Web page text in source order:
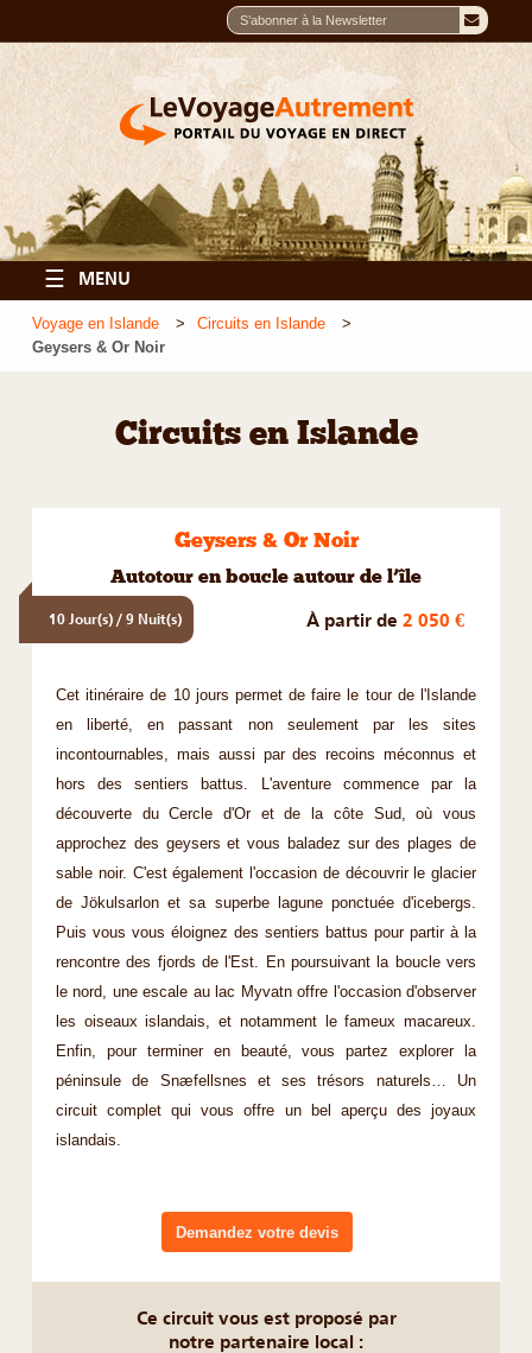
☰ MENU
Voyage en Islande
Circuits en Islande
Geysers & Or Noir
Circuits en Islande
Geysers & Or Noir
Autotour en boucle autour de l’île
10 Jour(s) / 9 Nuit(s) À partir de 2 050 €
Cet itinéraire de 10 jours permet de faire le tour de l'Islande
en liberté, en passant non seulement par les sites
incontournables, mais aussi par des recoins méconnus et
hors des sentiers battus. L'aventure commence par la
découverte du Cercle d'Or et de la côte Sud, où vous
approchez des geysers et vous baladez sur des plages de
sable noir. C'est également l'occasion de découvrir le glacier
de Jökulsarlon et sa superbe lagune ponctuée d'icebergs.
Puis vous vous éloignez des sentiers battus pour partir à la
rencontre des fjords de l'Est. En poursuivant la boucle vers
le nord, une escale au lac Myvatn offre l'occasion d'observer
les oiseaux islandais, et notamment le fameux macareux.
Enfin, pour terminer en beauté, vous partez explorer la
péninsule de Snæfellsnes et ses trésors naturels… Un
circuit complet qui vous offre un bel aperçu des joyaux
islandais.
Demandez votre devis
Ce circuit vous est proposé par
notre partenaire local :